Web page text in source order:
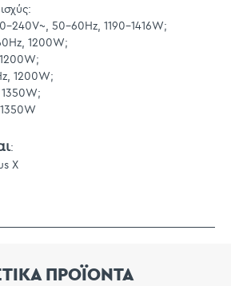
240V~, 50-60Hz, 1190-1416W;
1200W;
1200W;
:
X
ΠΡΟΪΟΝΤΑ